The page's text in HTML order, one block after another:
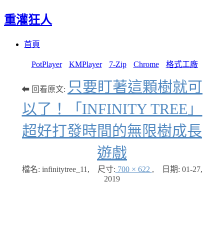
重灌狂人
首頁
PotPlayer KMPlayer 7-Zip Chrome 格式工廠
⬅ 回看原文: 只要盯著這顆樹就可
以了！「INFINITY TREE」
超好打發時間的無限樹成長
遊戲
檔名: infinitytree_11 , 尺寸: 700 × 622 , 日期: 01-27,
2019